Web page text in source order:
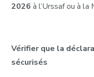
2026 à l’Urssaf ou à la
Vérifier que la
sécurisés